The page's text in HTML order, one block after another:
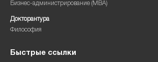
Бизнес-администрирование (MBA)
Докторантура
Философия
Быстрые ссылки